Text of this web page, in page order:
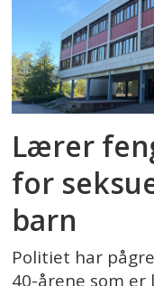
Lærer
for
barn
Politiet har
40-årene som